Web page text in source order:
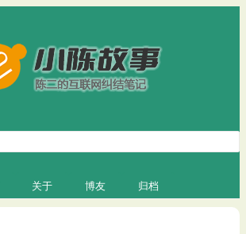
关于 博友 归档